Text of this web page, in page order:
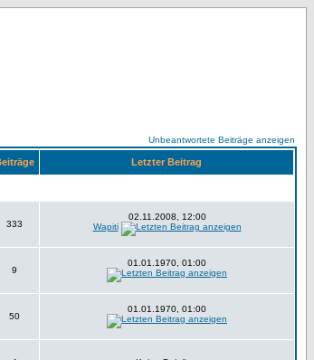
Unbeantwortete Beiträge anzeigen
Letzter Beitrag
333
02.11.2008, 12:00
Wapiti
9
01.01.1970, 01:00
50
01.01.1970, 01:00